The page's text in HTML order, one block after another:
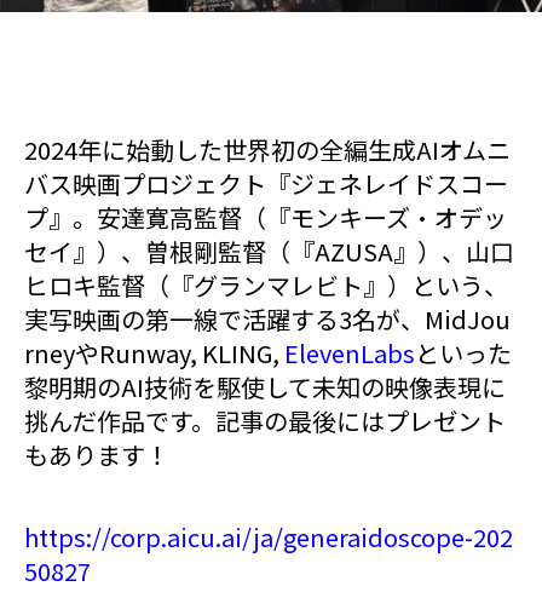
2024年に始動した世界初の全編生成AIオムニ
バス映画プロジェクト『ジェネレイドスコー
プ』。安達寛高監督（『モンキーズ・オデッ
セイ』）、曽根剛監督（『AZUSA』）、山口
ヒロキ監督（『グランマレビト』）という、
実写映画の第一線で活躍する3名が、MidJou
rneyやRunway, KLING, ElevenLabsといった
黎明期のAI技術を駆使して未知の映像表現に
挑んだ作品です。記事の最後にはプレゼント
もあります！
https://corp.aicu.ai/ja/generaidoscope-202
50827